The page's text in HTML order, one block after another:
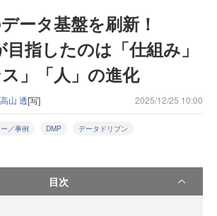
ータ基盤を刷新！
指したのは「仕組み」
ス」「人」の進化
高山 透[写] 2025/12/25 10:00
／事例 DMP データドリブン
目次